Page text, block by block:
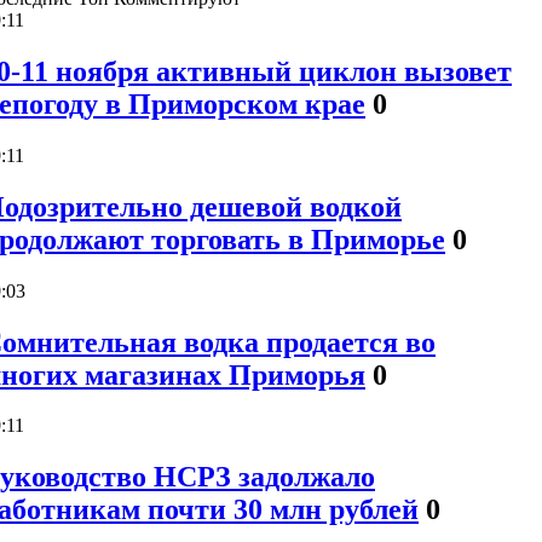
11 ноября активный циклон вызовет
в Приморском крае 0
дешевой водкой
торговать в Приморье 0
водка продается во
магазинах Приморья 0
НСРЗ задолжало
почти 30 млн рублей 0